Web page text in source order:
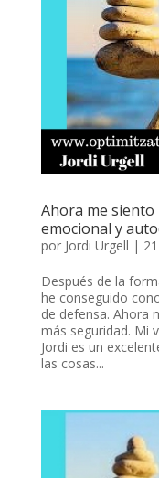
Ahora me
emocional y
por Jordi Urgell |
Después de la
he conseguido
de defensa. Ahora
más seguridad. Mi
Jordi es un
las cosas...